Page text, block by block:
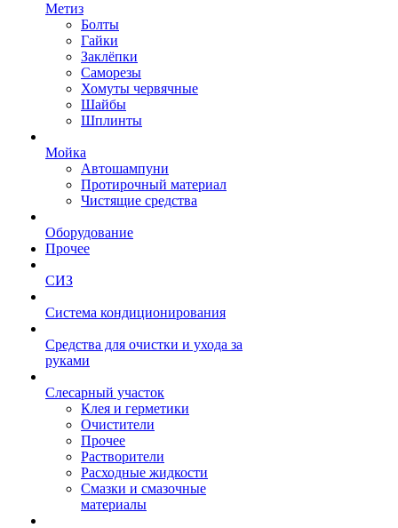
Метиз
Болты
Гайки
Заклёпки
Саморезы
Хомуты червячные
Шайбы
Шплинты
Мойка
Автошампуни
Протирочный материал
Чистящие средства
Оборудование
Прочее
СИЗ
Система кондиционирования
Средства для очистки и ухода за
руками
Слесарный участок
Клея и герметики
Очистители
Прочее
Растворители
Расходные жидкости
Смазки и смазочные
материалы